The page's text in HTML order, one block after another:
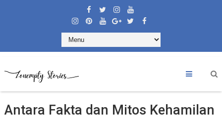
Antara Fakta dan Mitos Kehamilan